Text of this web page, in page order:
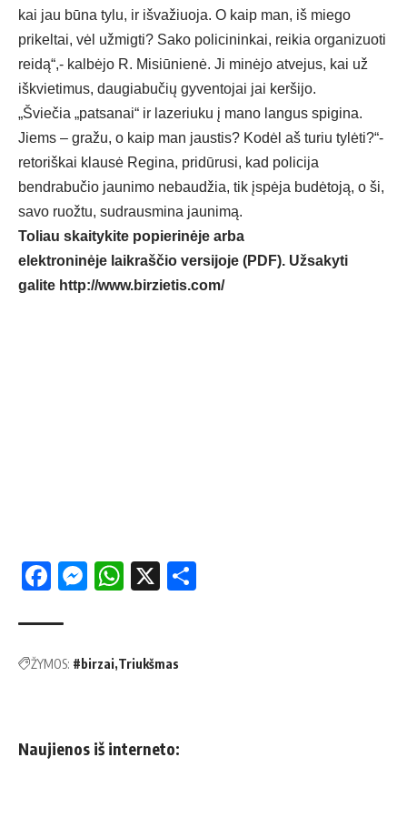
kai jau būna tylu, ir išvažiuoja. O kaip man, iš miego
prikeltai, vėl užmigti? Sako policininkai, reikia organizuoti
reidą“,- kalbėjo R. Misiūnienė. Ji minėjo atvejus, kai už
iškvietimus, daugiabučių gyventojai jai keršijo.
„Šviečia „patsanai“ ir lazeriuku į mano langus spigina.
Jiems – gražu, o kaip man jaustis? Kodėl aš turiu tylėti?“-
retoriškai klausė Regina, pridūrusi, kad policija
bendrabučio jaunimo nebaudžia, tik įspėja budėtoją, o ši,
savo ruožtu, sudrausmina jaunimą.
Toliau skaitykite popierinėje arba
elektroninėje laikraščio versijoje (PDF). Užsakyti
galite http://www.birzietis.com/
Facebook
Messenger
WhatsApp
X
ŽYMOS: #birzai Triukšmas
Naujienos iš interneto: